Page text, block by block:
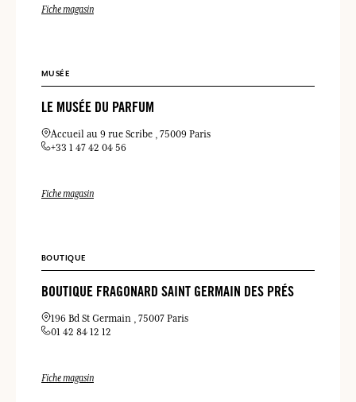
Fiche magasin
MUSÉE
LE MUSÉE DU PARFUM
Accueil au 9 rue Scribe
75009 Paris
+33 1 47 42 04 56
Fiche magasin
BOUTIQUE
BOUTIQUE FRAGONARD SAINT GERMAIN DES PRÉS
196 Bd St Germain
75007 Paris
01 42 84 12 12
Fiche magasin